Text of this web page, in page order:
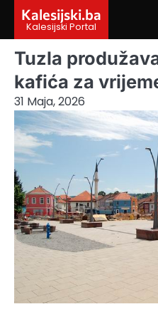
content
Kalesijski.ba
Kalesijski Portal
Tuzla
kafića za
31 Maja, 2026